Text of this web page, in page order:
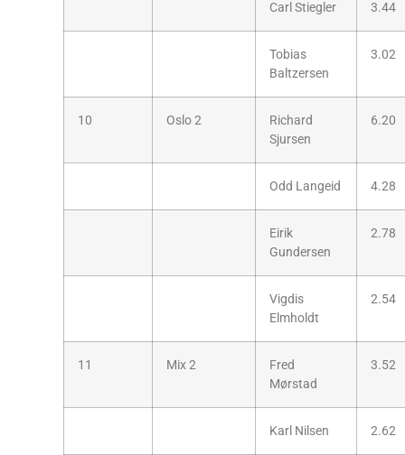
Carl Stiegler 3.44
Tobias
Baltzersen
3.02
10 Oslo 2
Richard
Sjursen
6.20
Odd Langeid 4.28
Eirik
Gundersen
2.78
Vigdis
Elmholdt
2.54
11 Mix 2
Fred
Mørstad
3.52
Karl Nilsen 2.62